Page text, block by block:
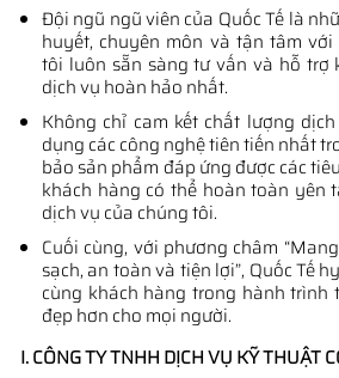
Đội ngũ ngũ viên của Quốc Tế là
huyết, chuyên môn và tận tâm với
tôi luôn sẵn sàng tư vấn và hỗ trợ
dịch vụ hoàn hảo nhất.
Không chỉ cam kết chất lượng
dụng các công nghệ tiên tiến nhất
bảo sản phẩm đáp ứng được các
khách hàng có thể hoàn toàn yên
dịch vụ của chúng tôi.
Cuối cùng, với phương châm
sạch, an toàn và tiện lợi”, Quốc Tế
cùng khách hàng trong hành trình
đẹp hơn cho mọi người.
I. CÔNG TY TNHH DỊCH VỤ KỸ THUẬT